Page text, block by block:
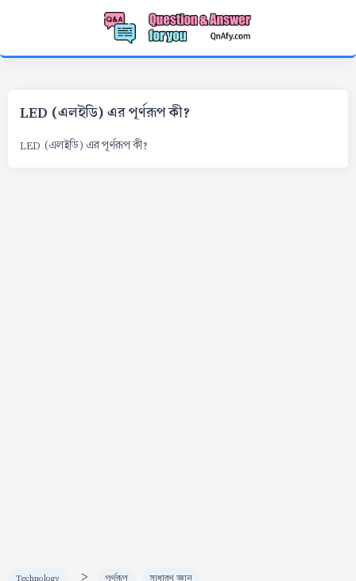
LED (এলইডি) এর পূর্ণরূপ কী?
LED (এলইডি) এর পূর্ণরূপ কী?
Technology > পূর্ণরূপ সাধারণ জ্ঞান